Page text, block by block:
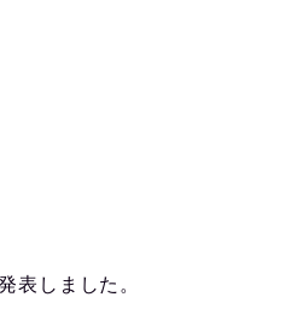
表しました。